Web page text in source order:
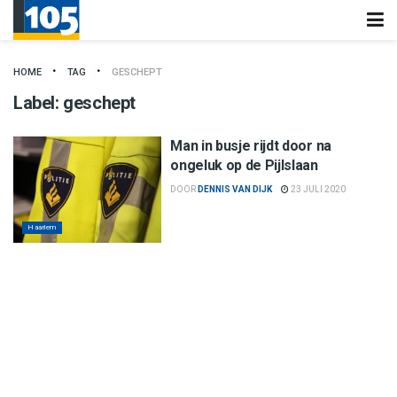
HOME TAG GESCHEPT
Label: geschept
Haarlem
Man in busje rijdt door na
ongeluk op de Pijlslaan
DOOR DENNIS VAN DIJK 23 JULI 2020